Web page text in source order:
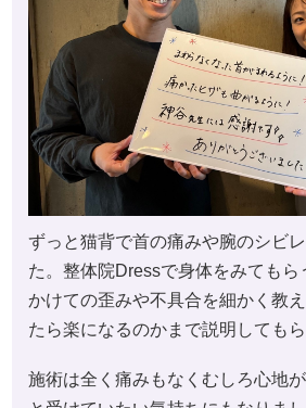
ずっと猫背で首の痛みや腕のシビ
た。整体院Dressで身体をみてもら
かけての歪みや不具合を細かく教
たら楽になるのかまで説明してもら
施術は全く痛みもなくむしろ心地